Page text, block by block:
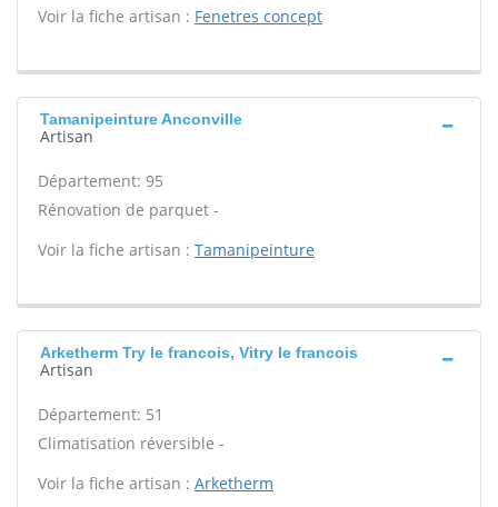
Voir la fiche artisan : Fenetres concept
Tamanipeinture Anconville
Artisan
Département: 95
Rénovation de parquet -
Voir la fiche artisan : Tamanipeinture
Arketherm Try le francois, Vitry le francois
Artisan
Département: 51
Climatisation réversible -
Voir la fiche artisan : Arketherm